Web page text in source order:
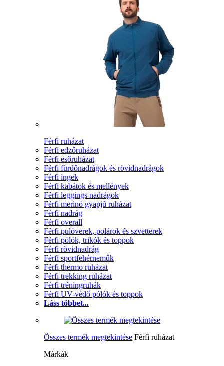
Férfi ruházat
Férfi edzőruházat
Férfi esőruházat
Férfi fürdőnadrágok és rövidnadrágok
Férfi ingek
Férfi kabátok és mellények
Férfi leggings nadrágok
Férfi merinó gyapjú ruházat
Férfi nadrág
Férfi overall
Férfi pulóverek, polárok és szvetterek
Férfi pólók, trikók és toppok
Férfi rövidnadrág
Férfi sportfehérneműk
Férfi thermo ruházat
Férfi trekking ruházat
Férfi tréningruhák
Férfi UV-védő pólók és toppok
Láss többet...
Összes termék megtekintése Férfi ruházat
Márkák